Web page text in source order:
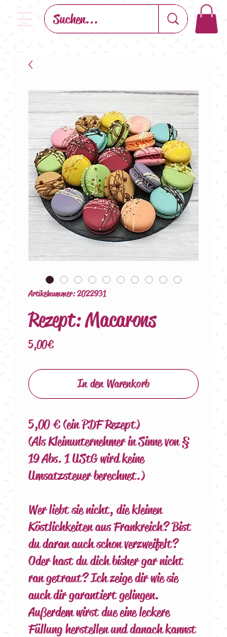
Artikelnummer: 2022931
Rezept: Macarons
5,00 €Preis
In den Warenkorb
5,00 € (ein PDF Rezept)
(Als Kleinunternehmer in Sinne von §
19 Abs. 1 UStG wird keine
Umsatzsteuer berechnet.)
Wer liebt sie nicht, die kleinen
Köstlichkeiten aus Frankreich? Bist
du daran auch schon verzweifelt?
Oder hast du dich bisher gar nicht
ran getraut? Ich zeige dir wie sie
auch dir garantiert gelingen.
Außerdem wirst due eine leckere
Füllung herstellen und danach kannst